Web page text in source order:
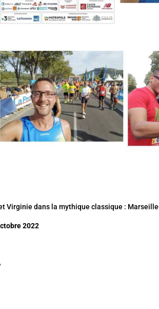
Virginie dans la mythique classique :
2022